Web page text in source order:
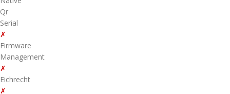
Qr
Serial
✗
Firmware
Management
✗
Eichrecht
✗